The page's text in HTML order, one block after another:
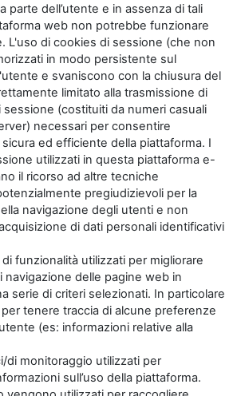
parte dell’utente e in assenza di tali
web non potrebbe funzionare
L'uso di cookies di sessione (che non
in modo persistente sul
e svaniscono con la chiusura del
limitato alla trasmissione di
sessione (costituiti da numeri casuali
necessari per consentire
ed efficiente della piattaforma. I
utilizzati in questa piattaforma e-
il ricorso ad altre tecniche
pregiudizievoli per la
navigazione degli utenti e non
di dati personali identificativi
funzionalità utilizzati per migliorare
navigazione delle pagine web in
serie di criteri selezionati. In particolare
tenere traccia di alcune preferenze
(es: informazioni relative alla
di monitoraggio utilizzati per
sull’uso della piattaforma.